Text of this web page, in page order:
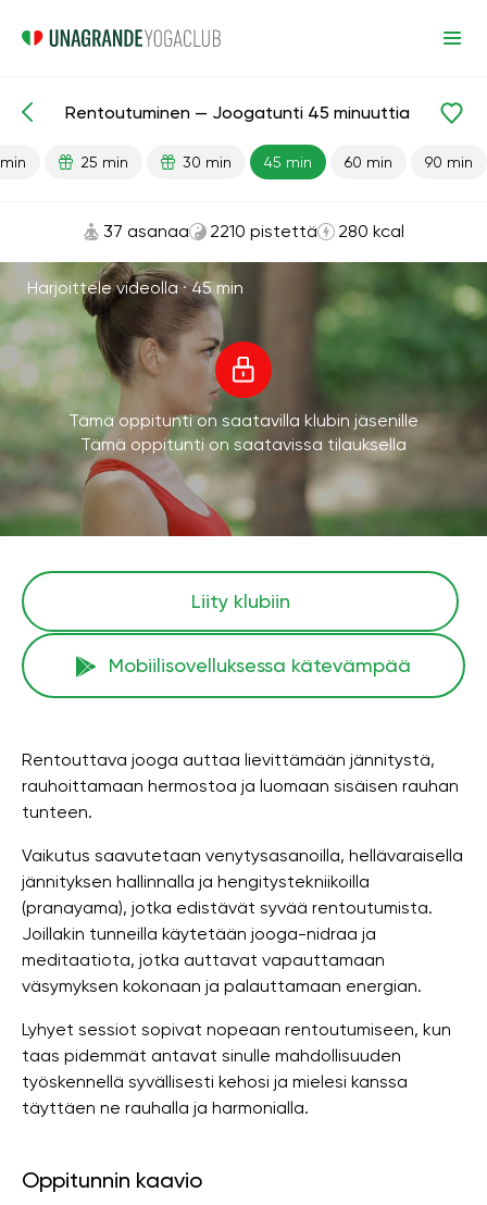
Valmiit oppitunnit Rentoutuminen
Rentoutuminen — Joogatunti 45 minuuttia
25 min 30 min 45 min 60 min 90 min
37 asanaa 2210 pistettä 280 kcal
Harjoittele videolla ·45 min
Tämä oppitunti on saatavilla klubin jäsenille
Tämä oppitunti on saatavissa tilauksella
Liity klubiin
Mobiilisovelluksessa kätevämpää
Rentouttava jooga auttaa lievittämään jännitystä,
rauhoittamaan hermostoa ja luomaan sisäisen rauhan
tunteen.
Vaikutus saavutetaan venytysasanoilla, hellävaraisella
jännityksen hallinnalla ja hengitystekniikoilla
(pranayama), jotka edistävät syvää rentoutumista.
Joillakin tunneilla käytetään jooga-nidraa ja
meditaatiota, jotka auttavat vapauttamaan
väsymyksen kokonaan ja palauttamaan energian.
Lyhyet sessiot sopivat nopeaan rentoutumiseen, kun
taas pidemmät antavat sinulle mahdollisuuden
työskennellä syvällisesti kehosi ja mielesi kanssa
täyttäen ne rauhalla ja harmonialla.
Oppitunnin kaavio